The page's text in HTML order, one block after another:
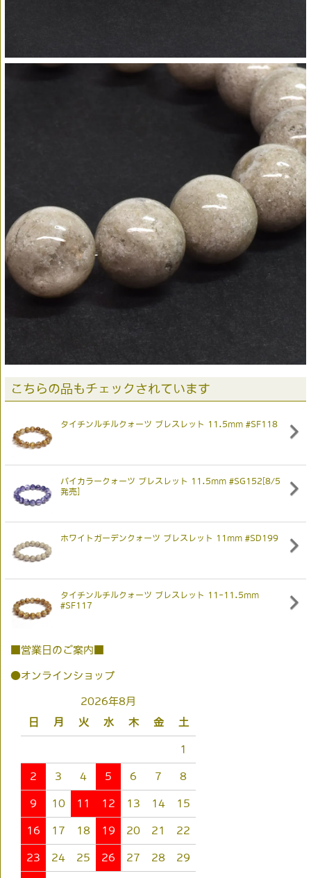
こちらの品もチェックされています
タイチンルチルクォーツ ブレスレット 11.5mm #SF118
バイカラークォーツ ブレスレット 11.5mm #SG152[8/5
発売]
ホワイトガーデンクォーツ ブレスレット 11mm #SD199
タイチンルチルクォーツ ブレスレット 11-11.5mm
#SF117
■営業日のご案内■
●オンラインショップ
2026年8月
日
月 火 水 木 金 土
1
2 3 4 5 6 7 8
9 10 11 12 13 14 15
16 17 18 19 20 21 22
23 24 25 26 27 28 29